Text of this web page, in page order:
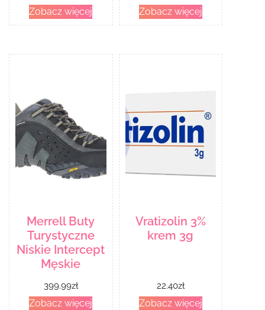
Zobacz więcej Zobacz więcej
Merrell Buty
Turystyczne
Niskie Intercept
Męskie
399.99zł
Zobacz więcej
Vratizolin 3%
krem 3g
22.40zł
Zobacz więcej